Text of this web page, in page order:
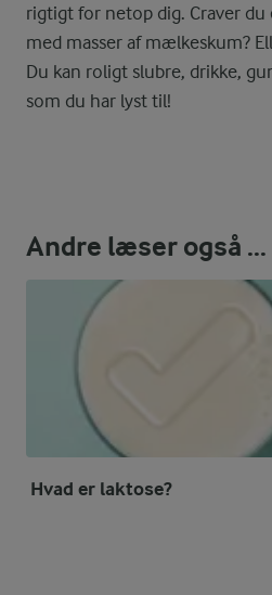
rigtigt for netop dig. Craver
med masser af mælkeskum?
Du kan roligt slubre, drikke,
som du har lyst til!
Andre læser også ...
Hvad er laktose?